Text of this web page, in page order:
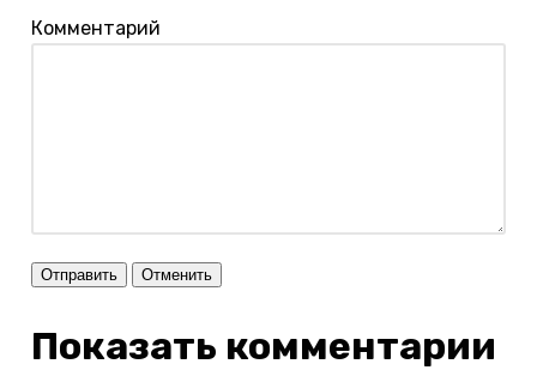
Комментарий
Отправить Отменить
Показать комментарии